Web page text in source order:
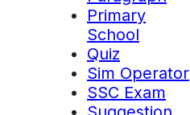
Primary
School
Quiz
Sim Operator
SSC Exam